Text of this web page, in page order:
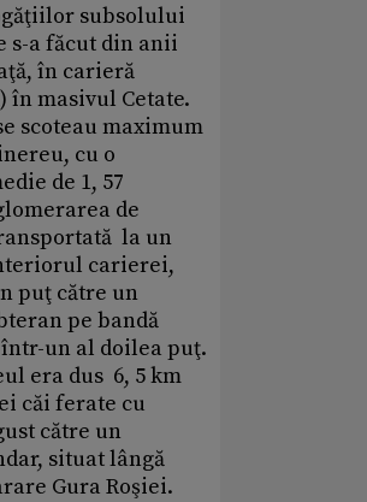
subsolului
s-a făcut din anii
în carieră
în masivul Cetate.
scoteau maximum
cu o
de 1, 57
de
la un
carierei,
puţ către un
pe bandă
un al doilea puţ.
era dus 6, 5 km
căi ferate cu
către un
situat lângă
Gura Roşiei.